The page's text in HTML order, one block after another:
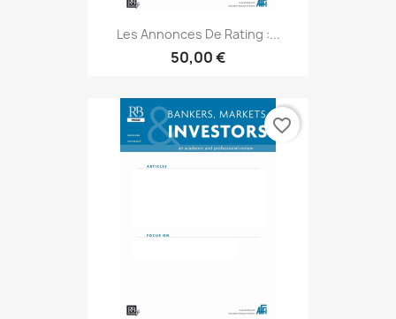
Les Annonces De Rating :...
50,00 €
favorite_border